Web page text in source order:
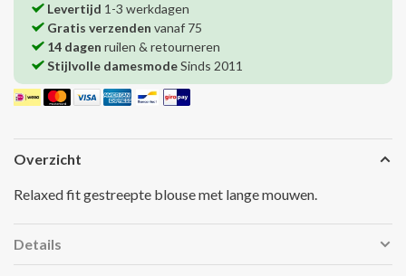
Levertijd 1-3 werkdagen
Gratis verzenden vanaf 75
14 dagen ruilen & retourneren
Stijlvolle damesmodeSinds 2011
Overzicht
Relaxed fit gestreepte blouse met lange mouwen.
Details